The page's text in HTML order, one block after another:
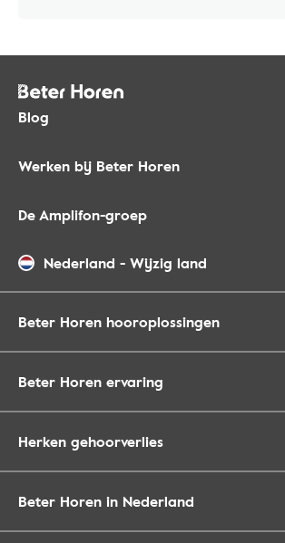
Blog
Werken bij Beter Horen
De Amplifon-groep
Nederland - Wijzig land
Beter Horen hooroplossingen
Beter Horen ervaring
Herken gehoorverlies
Beter Horen in Nederland